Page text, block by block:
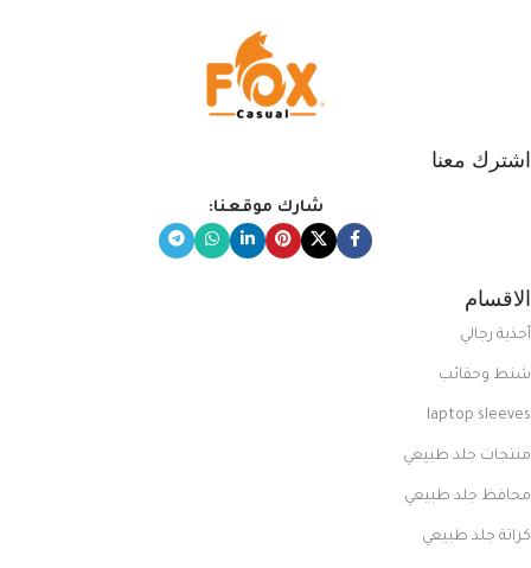
اشترك معنا
شارك موقعنا:
الاقسام
أحذية رجالي
شنط وحقائب
laptop sleeves
منتجات جلد طبيعي
محافظ جلد طبيعي
كراتة جلد طبيعي